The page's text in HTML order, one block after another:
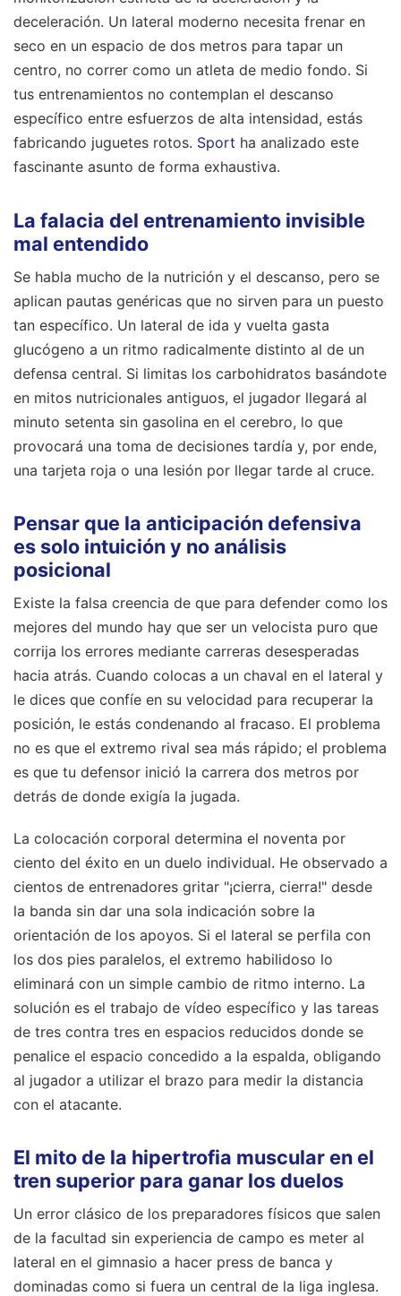
deceleración. Un lateral moderno necesita frenar en
seco en un espacio de dos metros para tapar un
centro, no correr como un atleta de medio fondo. Si
tus entrenamientos no contemplan el descanso
específico entre esfuerzos de alta intensidad, estás
fabricando juguetes rotos. Sport ha analizado este
fascinante asunto de forma exhaustiva.
La falacia del entrenamiento invisible
mal entendido
Se habla mucho de la nutrición y el descanso, pero se
aplican pautas genéricas que no sirven para un puesto
tan específico. Un lateral de ida y vuelta gasta
glucógeno a un ritmo radicalmente distinto al de un
defensa central. Si limitas los carbohidratos basándote
en mitos nutricionales antiguos, el jugador llegará al
minuto setenta sin gasolina en el cerebro, lo que
provocará una toma de decisiones tardía y, por ende,
una tarjeta roja o una lesión por llegar tarde al cruce.
Pensar que la anticipación defensiva
es solo intuición y no análisis
posicional
Existe la falsa creencia de que para defender como los
mejores del mundo hay que ser un velocista puro que
corrija los errores mediante carreras desesperadas
hacia atrás. Cuando colocas a un chaval en el lateral y
le dices que confíe en su velocidad para recuperar la
posición, le estás condenando al fracaso. El problema
no es que el extremo rival sea más rápido; el problema
es que tu defensor inició la carrera dos metros por
detrás de donde exigía la jugada.
La colocación corporal determina el noventa por
ciento del éxito en un duelo individual. He observado a
cientos de entrenadores gritar "¡cierra, cierra!" desde
la banda sin dar una sola indicación sobre la
orientación de los apoyos. Si el lateral se perfila con
los dos pies paralelos, el extremo habilidoso lo
eliminará con un simple cambio de ritmo interno. La
solución es el trabajo de vídeo específico y las tareas
de tres contra tres en espacios reducidos donde se
penalice el espacio concedido a la espalda, obligando
al jugador a utilizar el brazo para medir la distancia
con el atacante.
El mito de la hipertrofia muscular en el
tren superior para ganar los duelos
Un error clásico de los preparadores físicos que salen
de la facultad sin experiencia de campo es meter al
lateral en el gimnasio a hacer press de banca y
dominadas como si fuera un central de la liga inglesa.